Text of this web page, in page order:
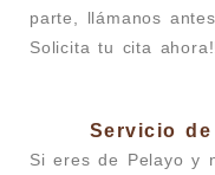
parte, llámanos
Solicita tu cita
Servicio
Si eres de Pelayo y